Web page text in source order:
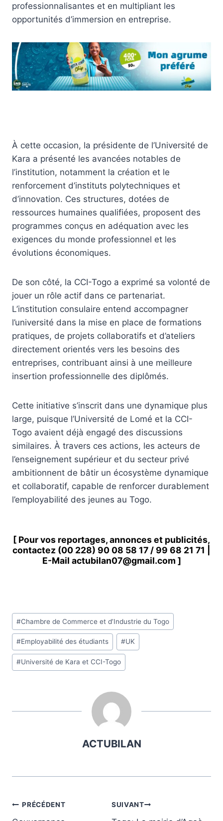
professionnalisantes et en multipliant les
opportunités d’immersion en entreprise.
À cette occasion, la présidente de l’Université de
Kara a présenté les avancées notables de
l’institution, notamment la création et le
renforcement d’instituts polytechniques et
d’innovation. Ces structures, dotées de
ressources humaines qualifiées, proposent des
programmes conçus en adéquation avec les
exigences du monde professionnel et les
évolutions économiques.
De son côté, la CCI-Togo a exprimé sa volonté de
jouer un rôle actif dans ce partenariat.
L’institution consulaire entend accompagner
l’université dans la mise en place de formations
pratiques, de projets collaboratifs et d’ateliers
directement orientés vers les besoins des
entreprises, contribuant ainsi à une meilleure
insertion professionnelle des diplômés.
Cette initiative s’inscrit dans une dynamique plus
large, puisque l’Université de Lomé et la CCI-
Togo avaient déjà engagé des discussions
similaires. À travers ces actions, les acteurs de
l’enseignement supérieur et du secteur privé
ambitionnent de bâtir un écosystème dynamique
et collaboratif, capable de renforcer durablement
l’employabilité des jeunes au Togo.
[ Pour vos reportages, annonces et publicités,
contactez (00 228) 90 08 58 17 / 99 68 21 71
E-Mail actubilan07@gmail.com ]
Étiquettes
de
la
publication :
#Chambre de Commerce et d’Industrie du Togo
#Employabilité des étudiants #UK
#Université de Kara et CCI-Togo
ACTUBILAN
Navigation
PRÉCÉDENT SUIVANT